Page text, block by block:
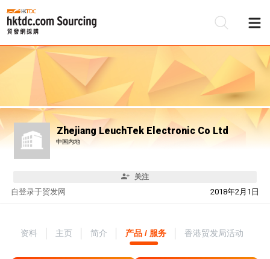
Zhejiang LeuchTek Electronic Co Ltd
中国内地
关注
自 2018年2月1日
登录于贸发网
资料 主页 简介 产品 / 服务 香港贸发局活动